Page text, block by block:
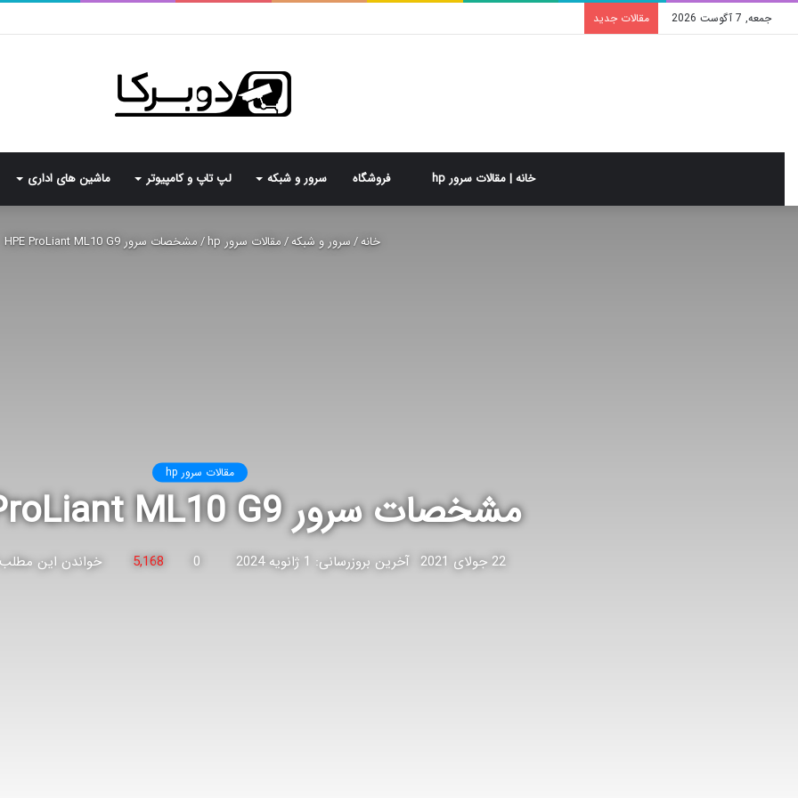
جمعه, 7 آگوست 2026 مقالات جدید
خانه | مقالات سرور hp فروشگاه سرور و شبکه لپ تاپ و کامپیوتر ماشین های اداری
خانه/سرور و شبکه/مقالات سرور hp /مشخصات سرور HPE ProLiant ML10 G9
مقالات سرور hp
مشخصات سرور HPE ProLiant ML10 G9
22 جولای 2021 آخرین بروزرسانی: 1 ژانویه 2024 0
5,168 خواندن این مطلب 4 دقیقه زمان